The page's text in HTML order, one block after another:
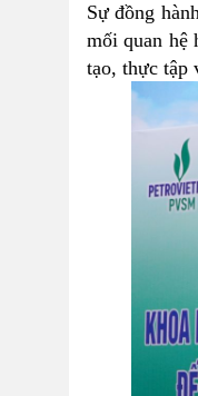
Sự đồng
mối quan hệ
tạo, thực tập